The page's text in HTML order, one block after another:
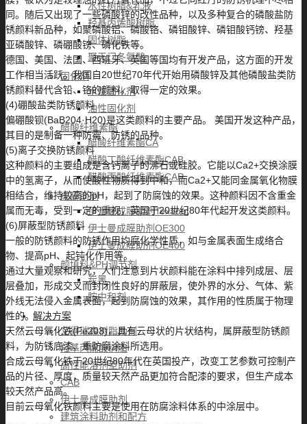
水性树脂&乳液
羟基丙烯酸树脂
固体树脂
聚天门冬氨酸
固化剂
水性固化剂
油性固化剂
醋酸纤维素酯
醋酸纤维素酯CA
醋酸丁酸纤维素酯CAB
醋酸丙酸纤维素酯CAP
成膜助剂
伊士曼成膜助剂Texanol
伊士曼成膜助剂OE300
伊士曼成膜助剂OE400
颜填料&PH调节剂
炭黑
胺中和剂
解决方案
艾得瑞森树脂助剂
羟基丙烯酸树脂
高性能溶剂型助剂
CAB
伊士曼成膜助剂
建筑涂料助剂和配方
同。随后又出现了一些磷酸锌的改性品种，以及多种复合的磷酸盐防
锈颜料新品种，如聚磷酸铝、磷酸铬、磷钼酸锌、磷钼酸钙镑、羟基
亚磷酸锌、磷硼酸镑、磷化铁等。
德国、美国、法国、西班牙、英国等国均有开发产品，这方面的开发
工作相当活跃。我国自20世纪70年代开始用磷酸锌及其他磷酸盐类防
锈颜料替代含铅、铬的颜料，取得一定的效果。
(4)硼酸盐类防锈颜料
偏硼酸钡(BaB204·H20)是这类颜料的主要产品。 美国开发这种产品，
其目的是制备一种防霉、防锈的品种。
(5)离子交换防锈颜料
这种颜料的主要组成是含钙离子的沸石或硅胶。它能以Ca2+交换涂膜
中的氢离子，从而使酸性物质得到中和，而Ca2+又能同金属氧化物膜
相结合，维持较高的pH，起到了防腐蚀的效果。这种颜料因不含重金
属而无毒，受到一定的重视，英国于20世纪80年代起开发这类颜料。
(6)屏蔽型防锈颜料
一般的防锈颜料的防锈作用均腐化学性质，如与金属表面生成络合
物、提高pH、起钝化作用等。
通过大量观察和研究，人们注意到片状颜料能在涂料中排列成层、层
层叠加，形成交叉而封闭性良好的屏蔽层，使外界的水分、气体、紫
外线无法侵入金属表面，起到防腐蚀的效果，其作用的性质属于物理
性的。
天然云母氧化铁(Fe203)，具有云母状的片状结构，属屏蔽型防锈颜
料，为防锈底漆、重防腐涂料所选用。
合成云母氧化铁于20世纪80年代在英国投产，改变工艺参数可控制产
品的片径、厚度，质量较天然产品更加符合配漆的要求，但生产成本
较天然产品高。
目前云母氧化铁颜料主要是使用在防腐涂料体系的中涂层中。